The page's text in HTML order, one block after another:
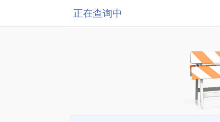
正在查询中